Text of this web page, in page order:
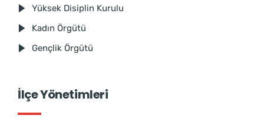
Yüksek Disiplin Kurulu
Kadın Örgütü
Gençlik Örgütü
İlçe Yönetimleri